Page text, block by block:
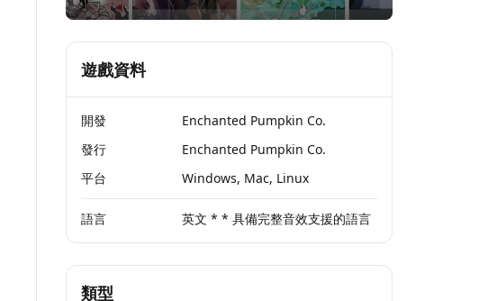
遊戲資料
開發
Enchanted Pumpkin Co.
發行
Enchanted Pumpkin Co.
平台
Windows, Mac, Linux
語言 英文 * * 具備完整音效支援的語言
類型